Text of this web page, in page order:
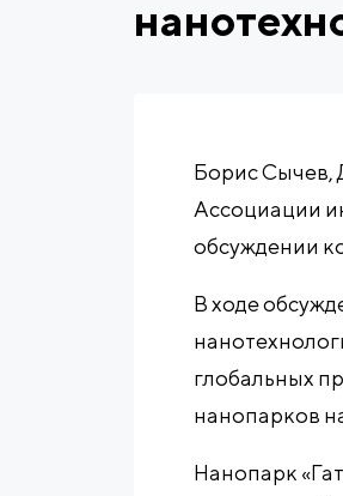
Борис Сычев,
Ассоциации
обсуждении
В ходе
глобальных
нанопарков
Нанопарк